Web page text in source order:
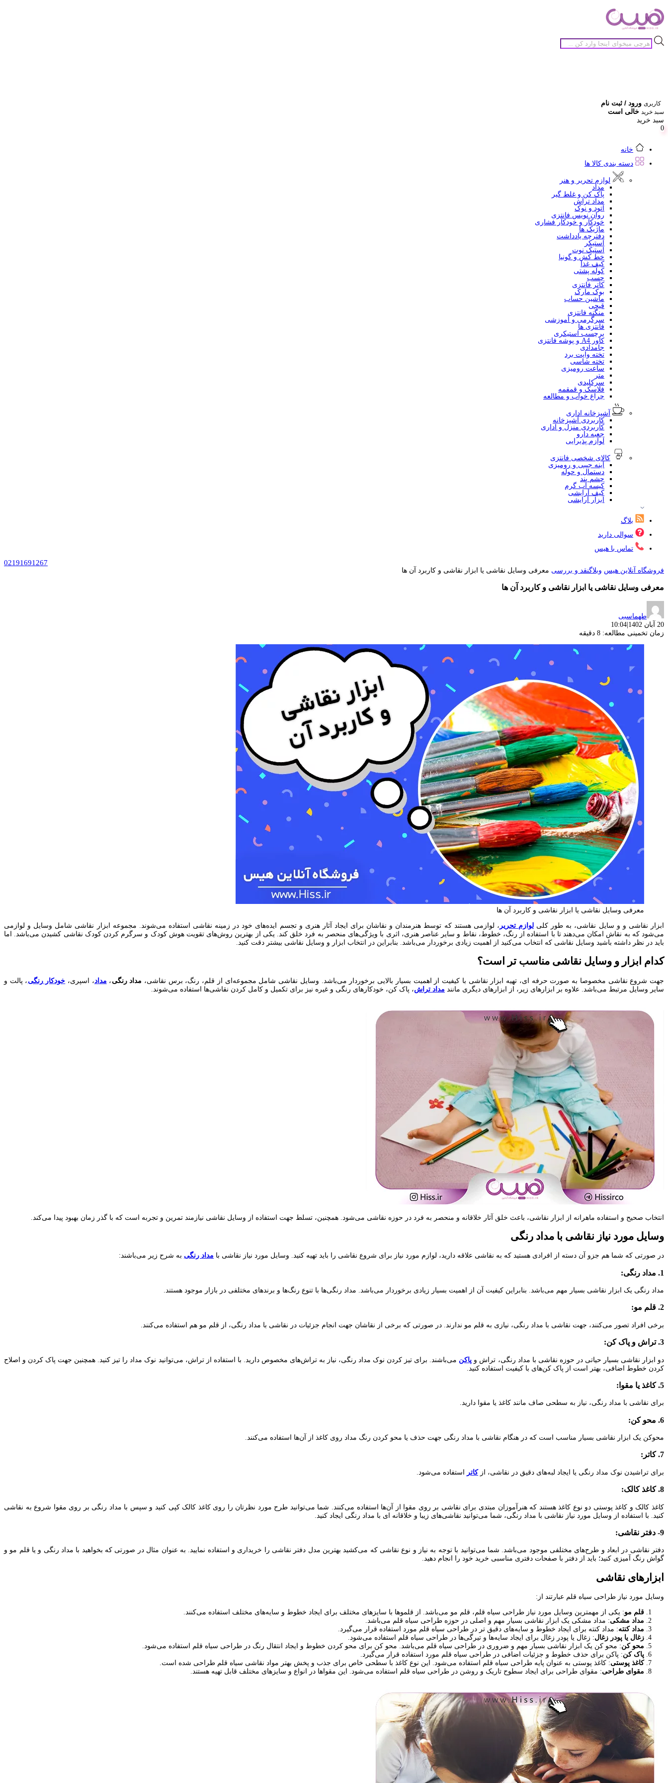
جستجوی
محصولات
کاربری ورود / ثبت نام
سبد خرید خالی است
سبد خرید
0
خانه
دسته بندی کالا ها
لوازم تحریر و هنر
مداد
پاک کن و غلط گیر
مداد تراش
اتود و نوک
روان نویس فانتزی
خودکار و خودکار فشاری
ماژیک ها
دفترچه یادداشت
استیکر
استیک نوت
خط کش و گونیا
کیف غذا
کوله پشتی
چسب
کاتر فانتزی
بوک مارک
ماشین حساب
قیچی
منگنه فانتزی
سرگرمی و آموزشی
فانتزی ها
برچسب استیکری
کاور A4 و پوشه فانتزی
جامدادی
تخته وایت برد
تخته شاسی
ساعت رومیزی
متر
سرکلیدی
فلاسک و قمقمه
چراغ خواب و مطالعه
آشپزخانه اداری
کاربردی آشپزخانه
کاربردی منزل و اداری
جعبه دارو
لوازم پذیرایی
کالای شخصی فانتزی
آینه جیبی و رومیزی
دستمال و حوله
چشم بند
کیسه آب گرم
کیف آرایشی
ابزار آرایشی
بلاگ
سوالی دارید
تماس با هیس
02191691267
فروشگاه آنلاین هیس وبلاگنقد و بررسی معرفی وسایل نقاشی یا ابزار نقاشی و کاربرد آن ها
معرفی وسایل نقاشی یا ابزار نقاشی و کاربرد آن ها
طهماسبی
20 آبان 1402
|
10:04
زمان تخمینی مطالعه: 8 دقیقه
معرفی وسایل نقاشی یا ابزار نقاشی و کاربرد آن ها
ابزار نقاشی و و سایل نقاشی، به طور کلی لوازم تحریر ، لوازمی هستند که توسط هنرمندان و نقاشان برای ایجاد آثار هنری و تجسم ایده‌های خود در زمینه نقاشی استفاده می‌شوند. مجموعه ابزار نقاشی شامل وسایل و لوازمی
می‌شود که به نقاش امکان می‌‌دهند تا با استفاده از رنگ، خطوط، نقاط و سایر عناصر هنری، اثری با ویژگی‌های منحصر به فرد خلق کند. یکی از بهترین روش‌های تقویت هوش کودک و سرگرم کردن کودک نقاشی کشیدن می‌باشد. اما
باید در نظر داشته باشید وسایل نقاشی که انتخاب می‌کنید از اهمیت زیادی برخوردار می‌باشد. بنابراین در انتخاب ابزار و وسایل نقاشی بیشتر دقت کنید.
کدام ابزار و وسایل نقاشی مناسب تر است؟
جهت شروع نقاشی مخصوصا به صورت حرفه ای، تهیه ابزار نقاشی با کیفیت از اهمیت بسیار بالایی برخوردار می‌باشد. وسایل نقاشی شامل مجموعه‌ای از قلم‌، رنگ، برس ‌نقاشی، مداد رنگی ، مداد، اسپری، خودکار رنگی ، پالت و
سایر وسایل مرتبط می‌‌باشد. علاوه بر ابزارهای زیر، از ابزارهای دیگری مانند مداد تراش، پاک‌ کن، خودکارهای رنگی و غیره نیز برای تکمیل و کامل کردن نقاشی‌ها استفاده می‌شوند.
انتخاب صحیح و استفاده ماهرانه از ابزار نقاشی، باعث خلق آثار خلاقانه و منحصر به فرد در حوزه نقاشی می‌شود. همچنین، تسلط جهت استفاده از وسایل نقاشی نیازمند تمرین و تجربه است که با گذر زمان بهبود پیدا می‌کند.
وسایل مورد نیاز نقاشی با مداد رنگی
در صورتی که شما هم جزو آن دسته از افرادی هستید که به نقاشی علاقه دارید، لوازم مورد نیاز برای شروع نقاشی را باید تهیه کنید. وسایل مورد نیاز نقاشی با مداد رنگی به شرح زیر می‌باشند:
1. مداد رنگی:
مداد رنگی یک ابزار نقاشی بسیار مهم می‌باشد. بنابراین کیفیت آن از اهمیت بسیار زیادی برخوردار می‌باشد. مداد رنگی‌ها با تنوع رنگ‌‌ها و برندهای مختلفی در بازار موجود هستند.
2. قلم مو:
برخی افراد تصور می‌کنند، جهت نقاشی با مداد رنگی، نیازی به قلم مو ندارند. در صورتی که برخی از نقاشان جهت انجام جزئیات در نقاشی با مداد رنگی، از قلم مو هم استفاده می‌کنند.
3. تراش و پاک کن:
دو ابزار نقاشی بسیار حیاتی در حوزه نقاشی با مداد رنگی، تراش و پاکن می‌باشند. برای تیز کردن نوک مداد رنگی، نیاز به تراش‌های مخصوص دارید. با استفاده از تراش، می‌توانید نوک مداد را تیز کنید. همچنین جهت پاک کردن و اصلاح
کردن خطوط اضافی، بهتر است از پاک کن‌های با کیفیت استفاده کنید.
5. کاغذ یا مقوا:
برای نقاشی با مداد رنگی، نیاز به سطحی صاف مانند کاغذ یا مقوا دارید.
6. محو‌ کن:
محو‌کن یک ابزار نقاشی بسیار مناسب است که در هنگام نقاشی با مداد رنگی جهت حذف یا محو کردن رنگ مداد روی کاغذ از آن‌ها استفاده می‌کنند.
7. کاتر:
برای تراشیدن نوک مداد رنگی یا ایجاد لبه‌های دقیق در نقاشی، ازکاتر استفاده می‌شود.
8. کاغذ کالک:
کاغذ کالک و کاغذ پوستی دو نوع کاغذ هستند که هنرآموزان مبتدی برای نقاشی بر روی مقوا از آن‌ها استفاده می‌کنند. شما می‌توانید طرح مورد نظرتان را روی کاغذ کالک کپی کنید و سپس با مداد رنگی بر روی مقوا شروع به نقاشی
کنید. با استفاده از وسایل مورد نیاز نقاشی با مداد رنگی، شما می‌توانید نقاشی‌های زیبا و خلاقانه ای با مداد رنگی ایجاد کنید.
9- دفتر نقاشی:
دفتر نقاشی در ابعاد و طرح‌های مختلفی موجود می‌باشد. شما می‌توانید با توجه به نیاز و نوع نقاشی که می‌کشید بهترین مدل دفتر نقاشی را خریداری و استفاده نمایید. به عنوان مثال در صورتی که بخواهید با مداد رنگی و یا قلم مو و
گواش رنگ آمیزی کنید؛ باید از دفتر با صفحات دفتری مناسبی خرید خود را انجام دهید.
ابزارهای نقاشی
وسایل مورد نیاز طراحی سیاه قلم عبارتند از:
قلم مو: یکی از مهمترین وسایل مورد نیاز طراحی سیاه قلم، قلم مو می‌باشد. از قلموها با سایزهای مختلف برای ایجاد خطوط و سایه‌های مختلف استفاده می‌کنند.
مداد مشکی: مداد مشکی یک ابزار نقاشی بسیار مهم و اصلی در حوزه طراحی سیاه قلم می‌باشد.
مداد کنته: مداد کنته برای ایجاد خطوط و سایه‌های دقیق تر در طراحی سیاه قلم مورد استفاده قرار می‌گیرد.
زغال یا پودر زغال: زغال یا پودر زغال برای ایجاد سایه‌ها و تیرگی‌ها در طراحی سیاه قلم استفاده می‌شود.
محو کن: محو کن یک ابزار نقاشی بسیار مهم و ضروری در طراحی سیاه قلم می‌باشد. محو کن برای محو کردن خطوط و ایجاد انتقال رنگ در طراحی سیاه قلم استفاده می‌شود.
پاک کن: پاکن برای حذف خطوط و جزئیات اضافی در طراحی سیاه قلم مورد استفاده قرار می‌گیرد.
کاغذ پوستی: کاغذ پوستی به عنوان پایه طراحی سیاه قلم استفاده می‌شود. این نوع کاغذ با سطحی خاص برای جذب و پخش بهتر مواد نقاشی سیاه قلم طراحی شده است.
مقوای طراحی: مقوای طراحی برای ایجاد سطوح تاریک و روشن در طراحی سیاه قلم استفاده می‌شود. این مقواها در انواع و سایزهای مختلف قابل تهیه هستند.